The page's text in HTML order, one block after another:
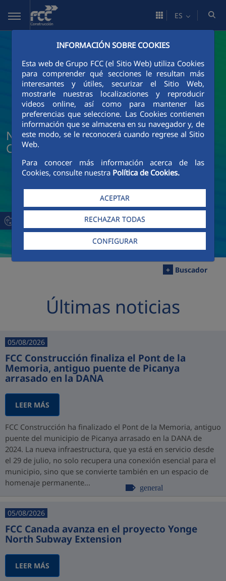
Saltar al contenido principal
INFORMACIÓN SOBRE COOKIES
Esta web de Grupo FCC (el Sitio Web) utiliza Cookies
para comprender qué secciones le resultan más
interesantes y útiles, securizar el Sitio Web,
mostrarle nuestras localizaciones y reproducir
videos online, así como para mantener las
preferencias que seleccione. Las Cookies contienen
información que se almacena en su navegador y, de
este modo, se le reconocerá cuando regrese al Sitio
Web.
Para conocer más información acerca de las
Cookies, consulte nuestra Política de Cookies.
ACEPTAR
RECHAZAR TODAS
CONFIGURAR
ES
Noticias y actualidad de FCC
Construcción
+ Buscador
Últimas noticias
05/08/2026
FCC Construcción finaliza el Pont de la
Memoria, antiguo puente de Picanya
arrasado en la DANA
LEER MÁS
FCC Construcción ha finalizado el Pont de la Memoria, antiguo
puente del municipio de Picanya arrasado en la DANA de
2024. La nueva infraestructura, que ya está en servicio desde
el 29 de julio, no solo recupera una conexión esencial para el
municipio, sino que se convierte también en un espacio de
homenaje permanente...
general
05/08/2026
FCC Canada avanza en el proyecto Yonge
North Subway Extension
LEER MÁS